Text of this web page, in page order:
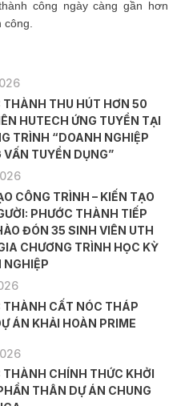
công ngày càng gần hơn
THÀNH THU HÚT HƠN 50
HUTECH ỨNG TUYỂN TẠI
TRÌNH “DOANH NGHIỆP
VẤN TUYỂN DỤNG”
CÔNG TRÌNH – KIẾN TẠO
PHƯỚC THÀNH TIẾP
ĐÓN 35 SINH VIÊN UTH
CHƯƠNG TRÌNH HỌC KỲ
NGHIỆP
THÀNH CẤT NÓC THÁP
ÁN KHẢI HOÀN PRIME
THÀNH CHÍNH THỨC KHỞI
THÂN DỰ ÁN CHUNG